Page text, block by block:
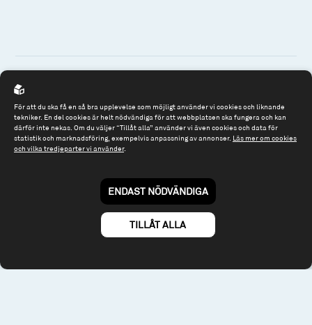
Spiltan Fonder AB
Riddargatan 17
114 57 Stockholm
Org.nr: 556614-2906
Tel: 08 - 545 813 40
För att du ska få en så bra upplevelse som möjligt använder vi cookies och liknande
tekniker. En del cookies är helt nödvändiga för att webbplatsen ska fungera och kan
därför inte nekas. Om du väljer “Tillåt alla” använder vi även cookies och data för
statistik och marknadsföring, exempelvis anpassning av annonser. Läs mer om cookies
och vilka tredjeparter vi använder.
ENDAST NÖDVÄNDIGA
TILLÅT ALLA